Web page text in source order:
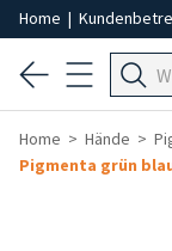
Home |
Home Hände
Pigmenta grün